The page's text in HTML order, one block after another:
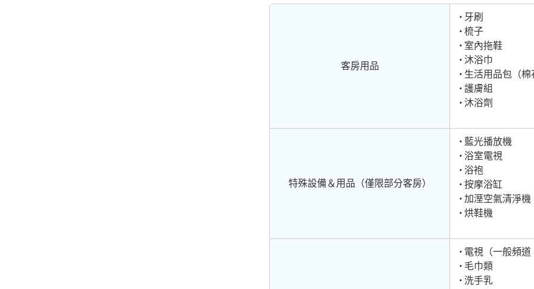
客房用品
牙刷
梳子
室內拖鞋
沐浴巾
生活用品包（棉
護膚組
沐浴劑
特殊設備＆用品（僅限部分客房）
藍光播放機
浴室電視
浴袍
按摩浴缸
加溼空氣清淨機
烘鞋機
電視（一般頻道
毛巾類
洗手乳